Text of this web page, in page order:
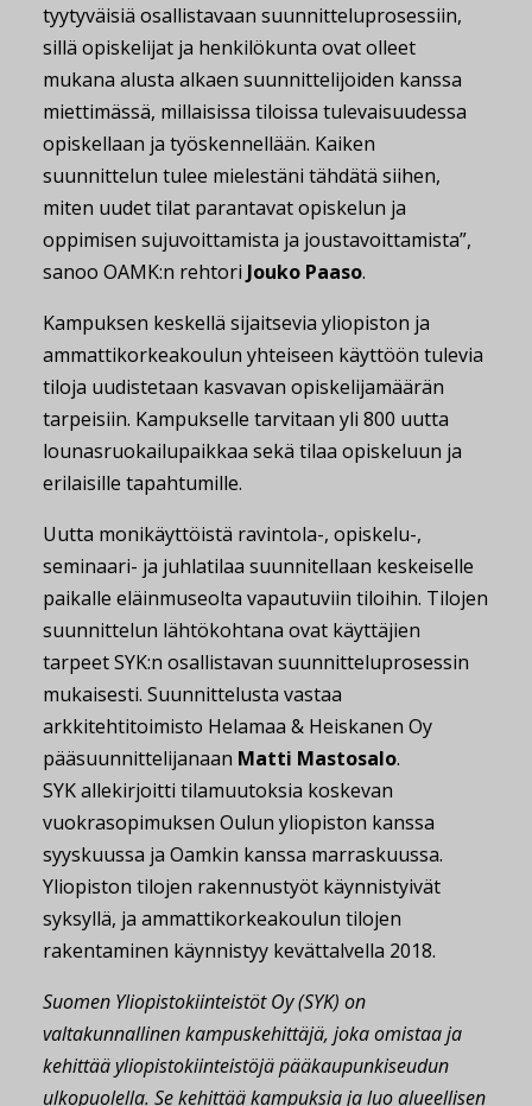
tyytyväisiä osallistavaan suunnitteluprosessiin,
sillä opiskelijat ja henkilökunta ovat olleet
mukana alusta alkaen suunnittelijoiden kanssa
miettimässä, millaisissa tiloissa tulevaisuudessa
opiskellaan ja työskennellään. Kaiken
suunnittelun tulee mielestäni tähdätä siihen,
miten uudet tilat parantavat opiskelun ja
oppimisen sujuvoittamista ja joustavoittamista”,
sanoo OAMK:n rehtori Jouko Paaso.
Kampuksen keskellä sijaitsevia yliopiston ja
ammattikorkeakoulun yhteiseen käyttöön tulevia
tiloja uudistetaan kasvavan opiskelijamäärän
tarpeisiin. Kampukselle tarvitaan yli 800 uutta
lounasruokailupaikkaa sekä tilaa opiskeluun ja
erilaisille tapahtumille.
Uutta monikäyttöistä ravintola-, opiskelu-,
seminaari- ja juhlatilaa suunnitellaan keskeiselle
paikalle eläinmuseolta vapautuviin tiloihin. Tilojen
suunnittelun lähtökohtana ovat käyttäjien
tarpeet SYK:n osallistavan suunnitteluprosessin
mukaisesti. Suunnittelusta vastaa
arkkitehtitoimisto Helamaa & Heiskanen Oy
pääsuunnittelijanaan Matti Mastosalo.
SYK allekirjoitti tilamuutoksia koskevan
vuokrasopimuksen Oulun yliopiston kanssa
syyskuussa ja Oamkin kanssa marraskuussa.
Yliopiston tilojen rakennustyöt käynnistyivät
syksyllä, ja ammattikorkeakoulun tilojen
rakentaminen käynnistyy kevättalvella 2018.
Suomen Yliopistokiinteistöt Oy (SYK) on
valtakunnallinen kampuskehittäjä, joka omistaa ja
kehittää yliopistokiinteistöjä pääkaupunkiseudun
ulkopuolella. Se kehittää kampuksia ja luo alueellisen